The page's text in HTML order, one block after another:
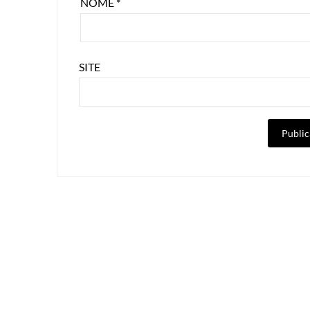
NOME *
SITE